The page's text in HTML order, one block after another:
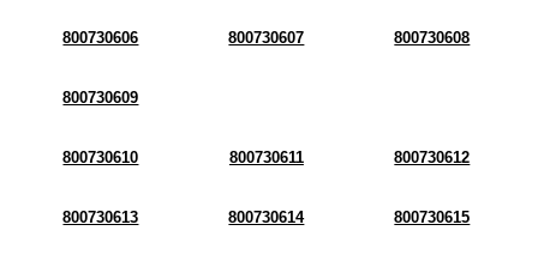
800730606 800730607 800730608
800730609
800730610 800730611 800730612
800730613 800730614 800730615